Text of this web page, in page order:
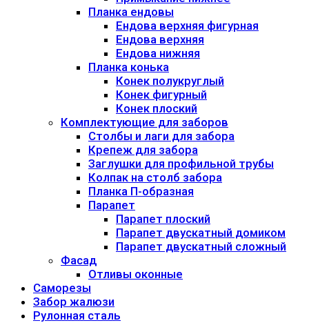
Планка ендовы
Ендова верхняя фигурная
Ендова верхняя
Ендова нижняя
Планка конька
Конек полукруглый
Конек фигурный
Конек плоский
Комплектующие для заборов
Столбы и лаги для забора
Крепеж для забора
Заглушки для профильной трубы
Колпак на столб забора
Планка П-образная
Парапет
Парапет плоский
Парапет двускатный домиком
Парапет двускатный сложный
Фасад
Отливы оконные
Саморезы
Забор жалюзи
Рулонная сталь